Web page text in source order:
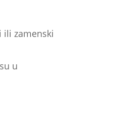
ili zamenski
u